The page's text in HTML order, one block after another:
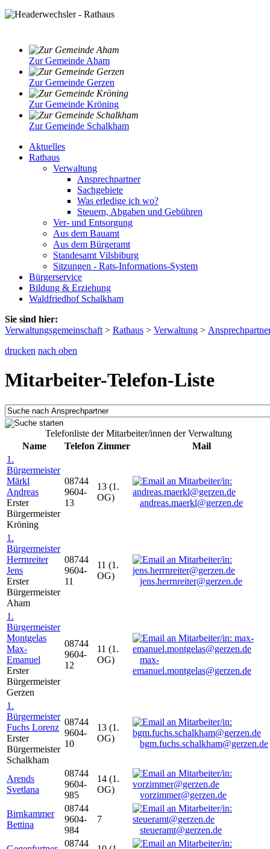
Zur Gemeinde Aham
Zur Gemeinde Gerzen
Zur Gemeinde Kröning
Zur Gemeinde Schalkham
Aktuelles
Rathaus
Verwaltung
Ansprechpartner
Sachgebiete
Was erledige ich wo?
Steuern, Abgaben und Gebühren
Ver- und Entsorgung
Aus dem Bauamt
Aus dem Bürgeramt
Standesamt Vilsbiburg
Sitzungen - Rats-Informations-System
Bürgerservice
Bildung & Erziehung
Waldfriedhof Schalkham
Sie sind hier:
Verwaltungsgemeinschaft > Rathaus > Verwaltung >
drucken nach oben
Mitarbeiter-Telefon-Liste
Telefonliste der Mitarbeiter/innen der Verwaltung
Name
Telefon Zimmer
Mail
1.
Bürgermeister
Märkl
Andreas
Erster
Bürgermeister
Kröning
08744
9604-
13
13 (1.
OG)
andreas.maerkl@gerzen.de
1.
Bürgermeister
Herrnreiter
Jens
Erster
Bürgermeister
Aham
08744
9604-
11
11 (1.
OG)
jens.herrnreiter@gerzen.de
1.
Bürgermeister
Montgelas
Max-
Emanuel
Erster
Bürgermeister
Gerzen
08744
9604-
12
11 (1.
OG)
max-
emanuel.montgelas@gerzen.de
1.
Bürgermeister
Fuchs Lorenz
Erster
Bürgermeister
Schalkham
08744
9604-
10
13 (1.
OG)
bgm.fuchs.schalkham@gerzen.de
Arends
Svetlana
08744
9604-
985
14 (1.
OG)
vorzimmer@gerzen.de
Birnkammer
Bettina
08744
9604-
984
7
steueramt@gerzen.de
08744